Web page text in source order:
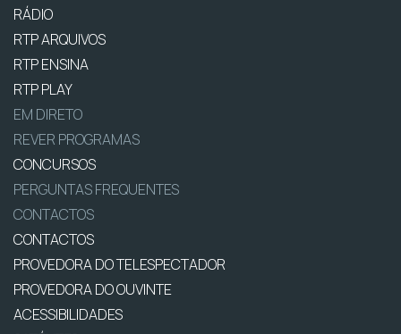
RÁDIO
RTP ARQUIVOS
RTP ENSINA
RTP PLAY
EM DIRETO
REVER PROGRAMAS
CONCURSOS
PERGUNTAS FREQUENTES
CONTACTOS
CONTACTOS
PROVEDORA DO TELESPECTADOR
PROVEDORA DO OUVINTE
ACESSIBILIDADES